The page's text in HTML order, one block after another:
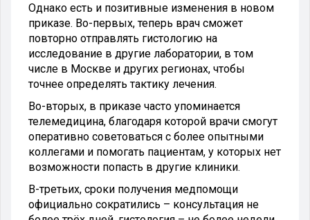
Однако есть и позитивные изменения в новом
приказе. Во-первых, теперь врач сможет
повторно отправлять гистологию на
исследование в другие лаборатории, в том
числе в Москве и других регионах, чтобы
точнее определять тактику лечения.
Во-вторых, в приказе часто упоминается
телемедицина, благодаря которой врачи смогут
оперативно советоваться с более опытными
коллегами и помогать пациентам, у которых нет
возможности попасть в другие клиники.
В-третьих, сроки получения медпомощи
официально сократились – консультация не